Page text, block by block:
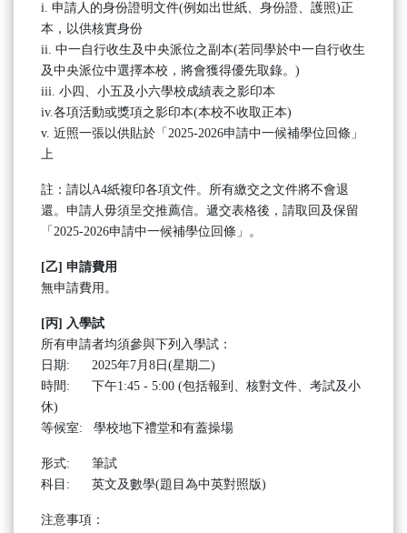
i. 申請人的身份證明文件(例如出世紙、身份證、護照)正
本，以供核實身份
ii. 中一自行收生及中央派位之副本(若同學於中一自行收生
及中央派位中選擇本校，將會獲得優先取錄。)
iii. 小四、小五及小六學校成績表之影印本
iv.各項活動或獎項之影印本(本校不收取正本)
v. 近照一張以供貼於「2025-2026申請中一候補學位回條」
上
註：請以A4紙複印各項文件。所有繳交之文件將不會退
還。申請人毋須呈交推薦信。遞交表格後，請取回及保留
「2025-2026申請中一候補學位回條」。
[乙] 申請費用
無申請費用。
[丙] 入學試
所有申請者均須參與下列入學試：
日期: 2025年7月8日(星期二)
時間: 下午1:45 - 5:00 (包括報到、核對文件、考試及小
休)
等候室: 學校地下禮堂和有蓋操場
形式: 筆試
科目: 英文及數學(題目為中英對照版)
注意事項：